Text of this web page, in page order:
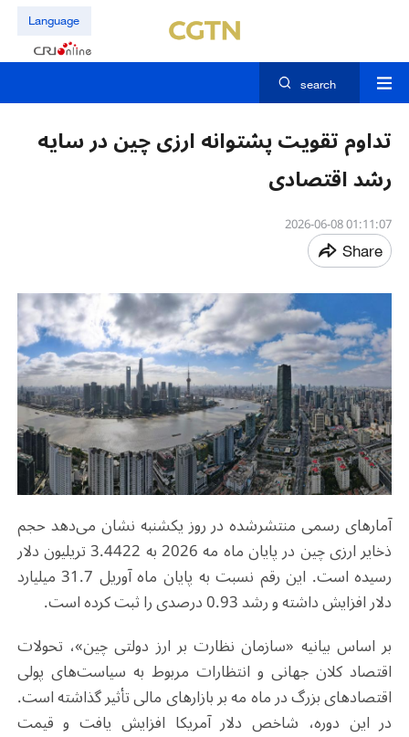
Language
search
تداوم تقویت پشتوانه ارزی چین در سایه
رشد اقتصادی
01:11:07 2026-06-08
Share
آمارهای رسمی منتشرشده در روز یکشنبه نشان می‌دهد حجم
ذخایر ارزی چین در پایان ماه مه 2026 به 3.4422 تریلیون دلار
رسیده است. این رقم نسبت به پایان ماه آوریل 31.7 میلیارد
دلار افزایش داشته و رشد 0.93 درصدی را ثبت کرده است
.
بر اساس بیانیه «سازمان نظارت بر ارز دولتی چین»، تحولات
اقتصاد کلان جهانی و انتظارات مربوط به سیاست‌های پولی
اقتصادهای بزرگ در ماه مه بر بازارهای مالی تأثیر گذاشته است.
در این دوره، شاخص دلار آمریکا افزایش یافت و قیمت